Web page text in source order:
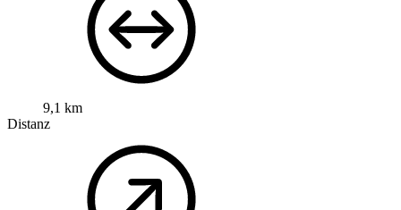
9,1 km
Distanz